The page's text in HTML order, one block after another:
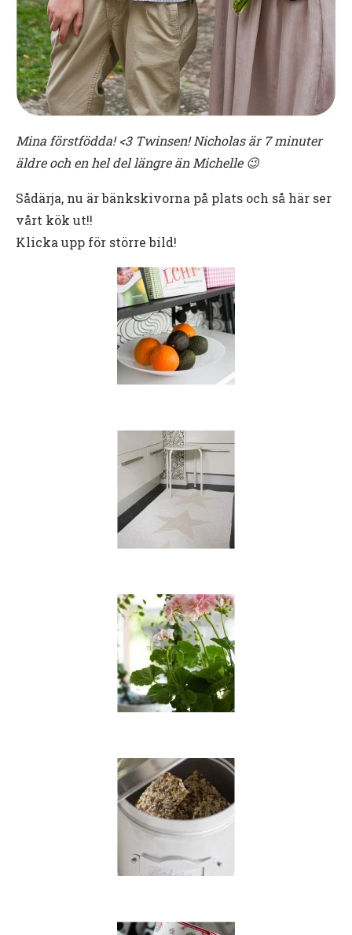
Mina förstfödda! <3 Twinsen! Nicholas är 7 minuter
äldre och en hel del längre än Michelle 😉
Sådärja, nu är bänkskivorna på plats och så här ser
vårt kök ut!!
Klicka upp för större bild!